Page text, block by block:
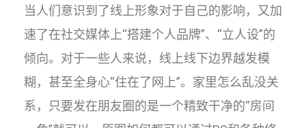
当人们意识到了线上形象对于自己的影响，又加
速了在社交媒体上“搭建个人品牌”、“立人设”的
倾向。对于一些人来说，线上线下边界越发模
糊，甚至全身心“住在了网上”。家里怎么乱没关
系，只要发在朋友圈的是一个精致干净的“房间